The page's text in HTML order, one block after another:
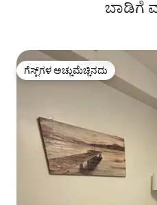
ಬಾಡಿಗೆ
ಗೆಸ್ಟ್‌ಗಳ ಅಚ್ಚುಮೆಚ್ಚಿನದು
ಗೆಸ್ಟ್‌ಗಳ ಅಚ್ಚುಮೆಚ್ಚಿನದು